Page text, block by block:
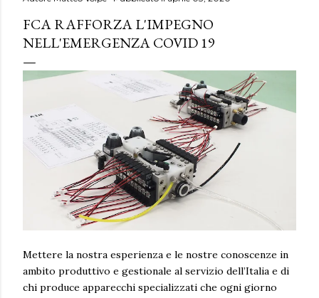
FCA RAFFORZA L'IMPEGNO
NELL'EMERGENZA COVID 19
Mettere la nostra esperienza e le nostre conoscenze in
ambito produttivo e gestionale al servizio dell’Italia e di
chi produce apparecchi specializzati che ogni giorno